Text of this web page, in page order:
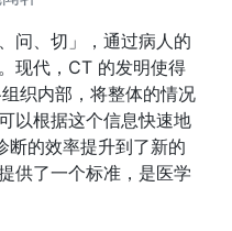
问、切」，通过病人的
现代，CT 的发明使得
织内部，将整体的情况
以根据这个信息快速地
断的效率提升到了新的
供了一个标准，是医学